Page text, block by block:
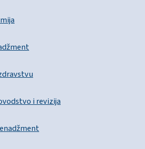
i revizija